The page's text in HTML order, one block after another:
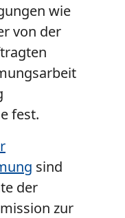
wie
von der
fest.
sind
der
zur